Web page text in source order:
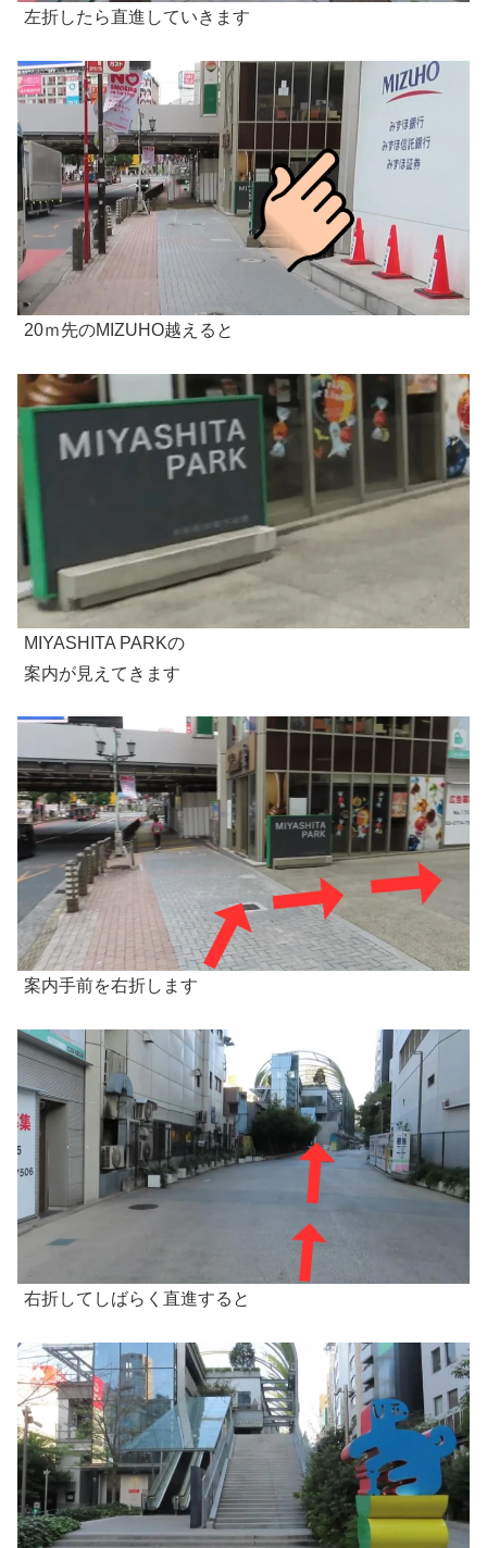
左折したら直進していきます
20ｍ先のMIZUHO越えると
MIYASHITA PARKの
案内が見えてきます
案内手前を右折します
右折してしばらく直進すると